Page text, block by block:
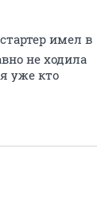
имел в
не ходила
уже кто